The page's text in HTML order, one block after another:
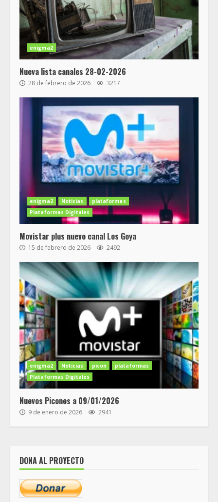
enigma2
Nueva lista canales 28-02-2026
28 de febrero de 2026 3217
enigma2 Noticias
plataformas
Plataformas Digitales
Movistar plus nuevo canal Los Goya
15 de febrero de 2026 2492
enigma2 Noticias picon
plataformas
Plataformas Digitales
Nuevos Picones a 09/01/2026
9 de enero de 2026 2941
DONA AL PROYECTO